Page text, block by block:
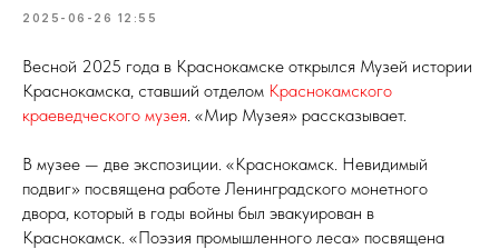
2025-06-26 12:55
Весной 2025 года в Краснокамске открылся Музей истории
Краснокамска, ставший отделом Краснокамского
краеведческого музея. «Мир Музея» рассказывает.
В музее — две экспозиции. «Краснокамск. Невидимый
подвиг» посвящена работе Ленинградского монетного
двора, который в годы войны был эвакуирован в
Краснокамск. «Поэзия промышленного леса» посвящена